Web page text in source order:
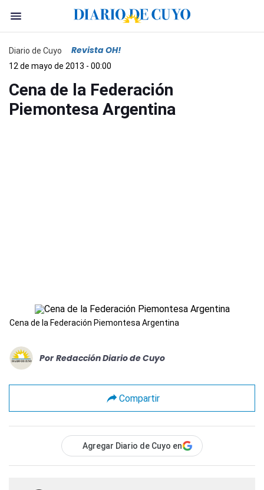
Diario de Cuyo Revista OH!
12 de mayo de 2013 - 00:00
Cena de la Federación
Piemontesa Argentina
Cena de la Federación Piemontesa Argentina
Por Redacción Diario de Cuyo
Compartir
Agregar Diario de Cuyo en